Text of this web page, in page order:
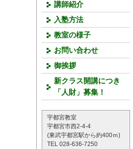
講師紹介
入塾方法
教室の様子
お問い合わせ
御挨拶
新クラス開講につき
「人財」募集！
宇都宮教室
宇都宮市西2-4-4
(東武宇都宮駅から約400ｍ)
TEL 028-636-7250